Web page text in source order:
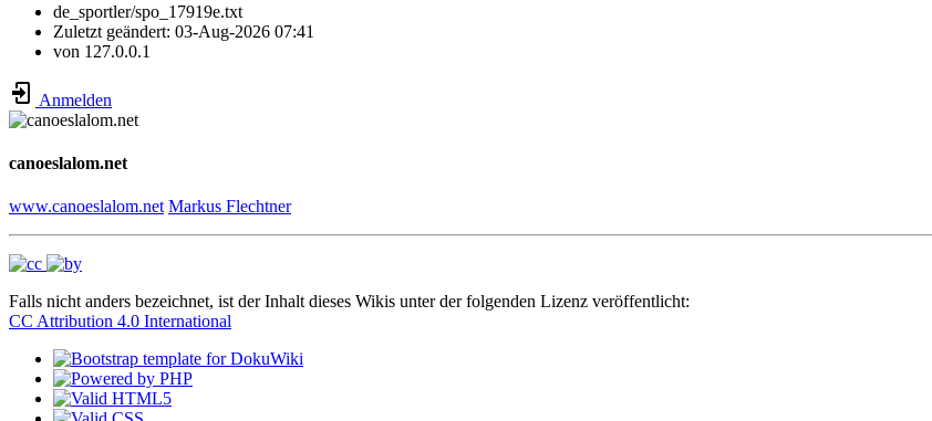
de_sportler/spo_17919e.txt
Zuletzt geändert: 03-Aug-2026 07:41
von 127.0.0.1
Anmelden
canoeslalom.net
www.canoeslalom.net Markus Flechtner
Falls nicht anders bezeichnet, ist der Inhalt dieses Wikis unter der folgenden Lizenz veröffentlicht:
CC Attribution 4.0 International